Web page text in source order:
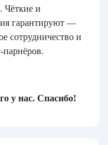
Чёткие и
гарантируют —
сотрудничество и
парнёров.
у нас. Спасибо!